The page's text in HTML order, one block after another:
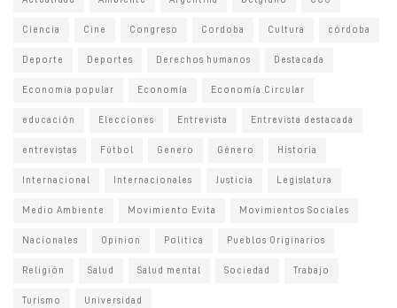
Ciencia Cine Congreso Cordoba Cultura córdoba
Deporte Deportes Derechos humanos Destacada
Economia popular Economía Economía Circular
educación Elecciones Entrevista Entrevista destacada
entrevistas Fútbol Genero Género Historia
Internacional Internacionales Justicia Legislatura
Medio Ambiente Movimiento Evita Movimientos Sociales
Nacionales Opinion Politica Pueblos Originarios
Religión Salud Salud mental Sociedad Trabajo
Turismo Universidad